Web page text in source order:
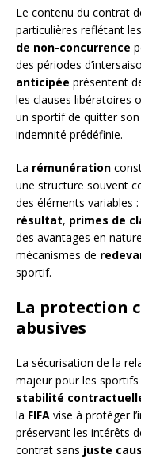
Le contenu du contrat
particulières reflétant
de non-concurrence
des périodes
anticipée présentent
les clauses libératoires
un sportif de quitter
indemnité prédéfinie.
La rémunération
une structure souvent
des éléments variables :
résultat, primes de
des avantages en
mécanismes de
sportif.
La protection
abusives
La sécurisation de la
majeur pour les
stabilité
la FIFA vise à protéger
préservant les intérêts
contrat sans juste